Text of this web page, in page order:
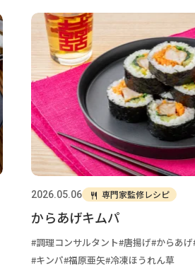
2026.05.06 専門家監修レシピ
からあげキムパ
調理コンサルタント 唐揚げ からあげ
キンパ 福原亜矢 冷凍ほうれん草